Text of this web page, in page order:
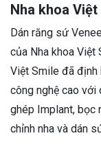
Nha khoa
Dán răng sứ
của Nha khoa Việt
Việt Smile đã định
công nghệ cao với
ghép Implant, bọc
chỉnh nha và dán